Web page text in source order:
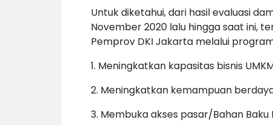
Untuk diketahui, dari hasil evaluasi
November 2020 lalu hingga saat ini,
Pemprov DKI Jakarta melalui
1. Meningkatkan kapasitas bisnis
2. Meningkatkan kemampuan
3. Membuka akses pasar/Bahan Baku